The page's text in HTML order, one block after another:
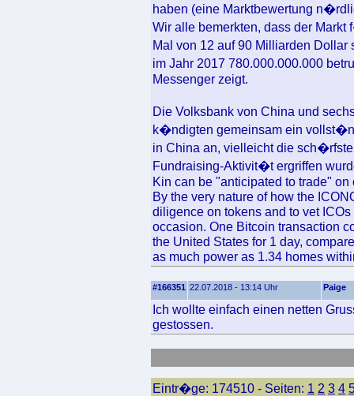
haben (eine Marktbewertung
Wir alle bemerkten, dass der
Mal von 12 auf 90 Milliarden
im Jahr 2017 780.000.000.000
Messenger zeigt.
Die Volksbank von China und
k�ndigten gemeinsam ein
in China an, vielleicht die
Fundraising-Aktivit�t ergriffen
Kin can be "anticipated to trade"
By the very nature of how the
diligence on tokens and to vet
occasion. One Bitcoin transaction
the United States for 1 day,
as much power as 1.34 homes
#166351 22.07.2018 - 13:14 Uhr Paige
Ich wollte einfach einen netten
gestossen.
Eintr�ge: 174510 - Seiten: 1 2 3 4